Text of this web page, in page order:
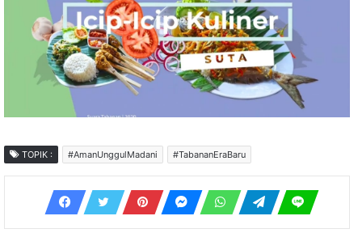
TOPIK : #AmanUnggulMadani #TabananEraBaru